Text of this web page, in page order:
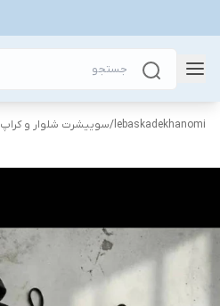
lebaskadekhanomi
/سوییشرت شلوار و کراپ